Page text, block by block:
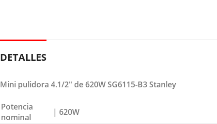
DETALLES
Mini pulidora 4.1/2″ de 620W SG6115-B3 Stanley
Potencia
nominal
| 620W